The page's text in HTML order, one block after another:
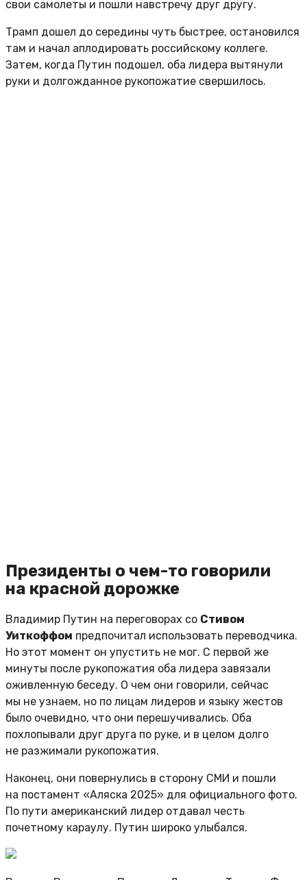
свои самолеты и пошли навстречу друг другу.
Трамп дошел до середины чуть быстрее, остановился
там и начал аплодировать российскому коллеге.
Затем, когда Путин подошел, оба лидера вытянули
руки и долгожданное рукопожатие свершилось.
Президенты о чем-то говорили
на красной дорожке
Владимир Путин на переговорах со Стивом
Уиткоффом предпочитал использовать переводчика.
Но этот момент он упустить не мог. С первой же
минуты после рукопожатия оба лидера завязали
оживленную беседу. О чем они говорили, сейчас
мы не узнаем, но по лицам лидеров и языку жестов
было очевидно, что они перешучивались. Оба
похлопывали друг друга по руке, и в целом долго
не разжимали рукопожатия.
Наконец, они повернулись в сторону СМИ и пошли
на постамент «Аляска 2025» для официального фото.
По пути американский лидер отдавал честь
почетному караулу. Путин широко улыбался.